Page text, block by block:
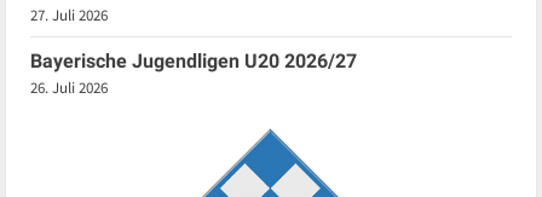
27. Juli 2026
Bayerische Jugendligen U20 2026/27
26. Juli 2026